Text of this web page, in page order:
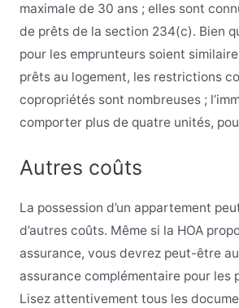
maximale de 30 ans ; elles sont
de prêts de la section 234(c). Bien
pour les emprunteurs soient
prêts au logement, les restrictions
copropriétés sont nombreuses ;
comporter plus de quatre unités,
Autres coûts
La possession d’un appartement
d’autres coûts. Même si la HOA
assurance, vous devrez peut-être
assurance complémentaire pour les
Lisez attentivement tous les